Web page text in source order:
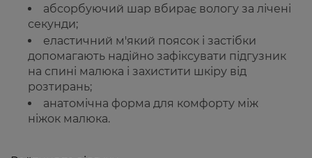
абсорбуючий шар вбирає вологу за лічені
секунди;
еластичний м'який поясок і застібки
допомагають надійно зафіксувати підгузник
на спині малюка і захистити шкіру від
розтирань;
анатомічна форма для комфорту між
ніжок малюка.